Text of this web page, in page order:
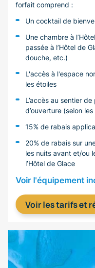
forfait comprend :
Un cocktail de
Une chambre à
passée à l’Hôtel de
douche, etc.)
L'accès à l'espace
les étoiles
L’accès au sentier
d’ouverture (selon
15% de rabais
20% de rabais sur
les nuits avant et/ou
l’Hôtel de Glace
Voir l'équipement
Voir les tarifs et